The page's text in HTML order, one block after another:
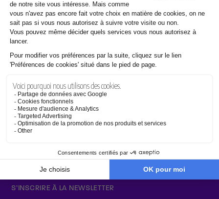
Sens de lecture
en savoir plus
Établissement d'enseignement supérieur technique privé
Français
S’INSCRIRE À LA NEWSLETTER